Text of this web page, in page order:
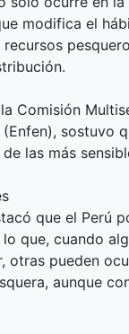
modifica el
Comisión
sostuvo
las más
que el Perú
que, cuando
otras pueden
aunque